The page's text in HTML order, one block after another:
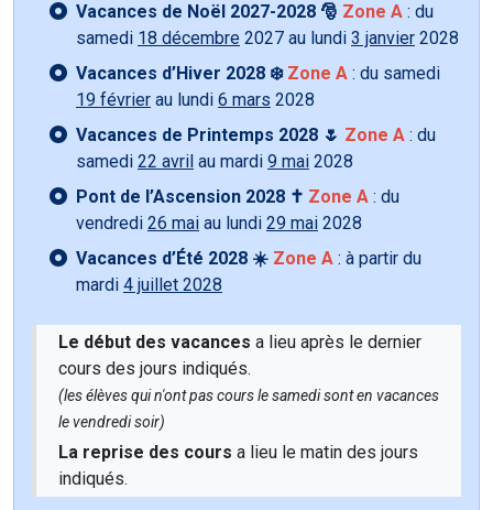
Vacances de Noël 2027-2028 🎅 Zone A : du
samedi 18 décembre 2027 au lundi 3 janvier 2028
Vacances d’Hiver 2028 ❄️ Zone A : du samedi
19 février au lundi 6 mars 2028
Vacances de Printemps 2028 🌷 Zone A : du
samedi 22 avril au mardi 9 mai 2028
Pont de l’Ascension 2028 ✝️ Zone A : du
vendredi 26 mai au lundi 29 mai 2028
Vacances d’Été 2028 ☀️ Zone A : à partir du
mardi 4 juillet 2028
Le début des vacances a lieu après le dernier
cours des jours indiqués.
(les élèves qui n'ont pas cours le samedi sont en vacances
le vendredi soir)
La reprise des cours a lieu le matin des jours
indiqués.